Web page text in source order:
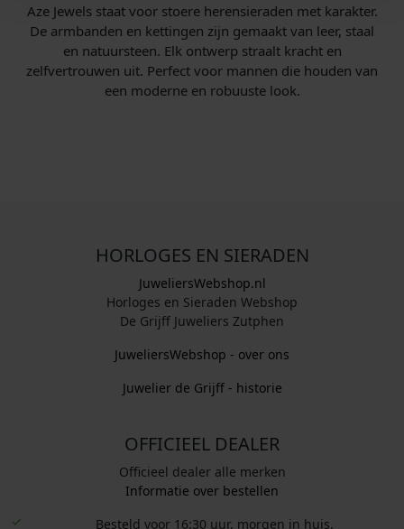
Aze Jewels staat voor stoere heren­sieraden met karakter.
De armbanden en kettingen zijn gemaakt van leer, staal
en natuursteen. Elk ontwerp straalt kracht en
zelfvertrouwen uit. Perfect voor mannen die houden van
een moderne en robuuste look.
HORLOGES EN SIERADEN
JuweliersWebshop.nl
Horloges en Sieraden Webshop
De Grijff Juweliers Zutphen
JuweliersWebshop - over ons
Juwelier de Grijff - historie
OFFICIEEL DEALER
Officieel dealer alle merken
Informatie over bestellen
Besteld voor 16:30 uur, morgen in huis.